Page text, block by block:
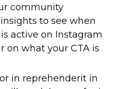
community
to see when
active on Instagram
on what your CTA is
in reprehenderit in